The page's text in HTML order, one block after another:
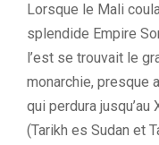
Lorsque le Mali
splendide Empire
l’est se trouvait le
monarchie, presque
qui perdura
(Tarikh es Sudan et